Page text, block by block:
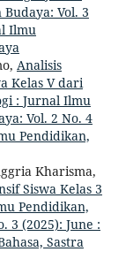
Vol. 3
Ilmu
Analisis
Kelas V dari
: Jurnal Ilmu
Vol. 2 No. 4
Pendidikan,
Kharisma,
Siswa Kelas 3
Pendidikan,
3 (2025): June :
Sastra